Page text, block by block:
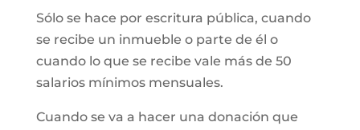
Sólo se hace por escritura pública, cuando
se recibe un inmueble o parte de él o
cuando lo que se recibe vale más de 50
salarios mínimos mensuales.
Cuando se va a hacer una donación que